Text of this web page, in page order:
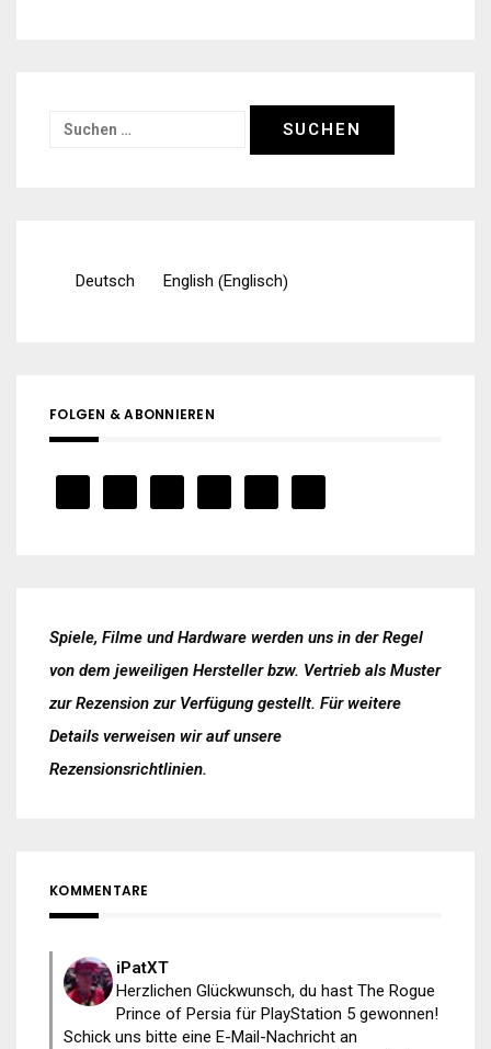
Suchen
Deutsch English (Englisch)
FOLGEN & ABONNIEREN
Spiele, Filme und Hardware werden uns in der Regel
von dem jeweiligen Hersteller bzw. Vertrieb als Muster
zur Rezension zur Verfügung gestellt. Für weitere
Details verweisen wir auf unsere
Rezensionsrichtlinien.
KOMMENTARE
iPatXT
Herzlichen Glückwunsch, du hast The Rogue
Prince of Persia für PlayStation 5 gewonnen!
Schick uns bitte eine E-Mail-Nachricht an